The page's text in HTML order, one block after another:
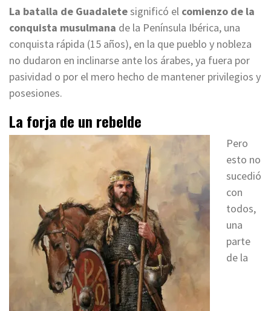
La batalla de Guadaletesignificó el comienzo de la
conquista musulmana de la Península Ibérica, una
conquista rápida (15 años), en la que pueblo y nobleza
no dudaron en inclinarse ante los árabes, ya fuera por
pasividad o por el mero hecho de mantener privilegios y
posesiones.
La forja de un rebelde
Pero
esto no
sucedió
con
todos,
una
parte
de la